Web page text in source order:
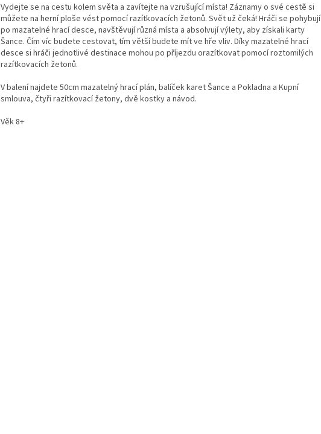
Vydejte se na cestu kolem světa a zavítejte na vzrušující místa! Záznamy o své cestě si
můžete na herní ploše vést pomocí razítkovacích žetonů. Svět už čeká! Hráči se pohybují
po mazatelné hrací desce, navštěvují různá místa a absolvují výlety, aby získali karty
Šance. Čím víc budete cestovat, tím větší budete mít ve hře vliv. Díky mazatelné hrací
desce si hráči jednotlivé destinace mohou po příjezdu orazítkovat pomocí roztomilých
razítkovacích žetonů.
V balení najdete 50cm mazatelný hrací plán, balíček karet Šance a Pokladna a Kupní
smlouva, čtyři razítkovací žetony, dvě kostky a návod.
Věk 8+